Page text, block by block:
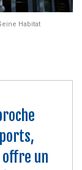
Habitat
un